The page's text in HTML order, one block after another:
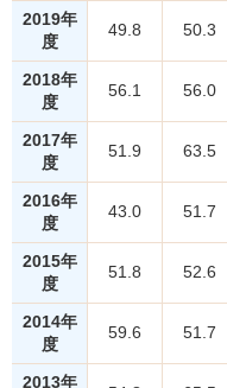
2019年
度
49.8 50.3
2018年
度
56.1 56.0
2017年
度
51.9 63.5
2016年
度
43.0 51.7
2015年
度
51.8 52.6
2014年
度
59.6 51.7
2013年